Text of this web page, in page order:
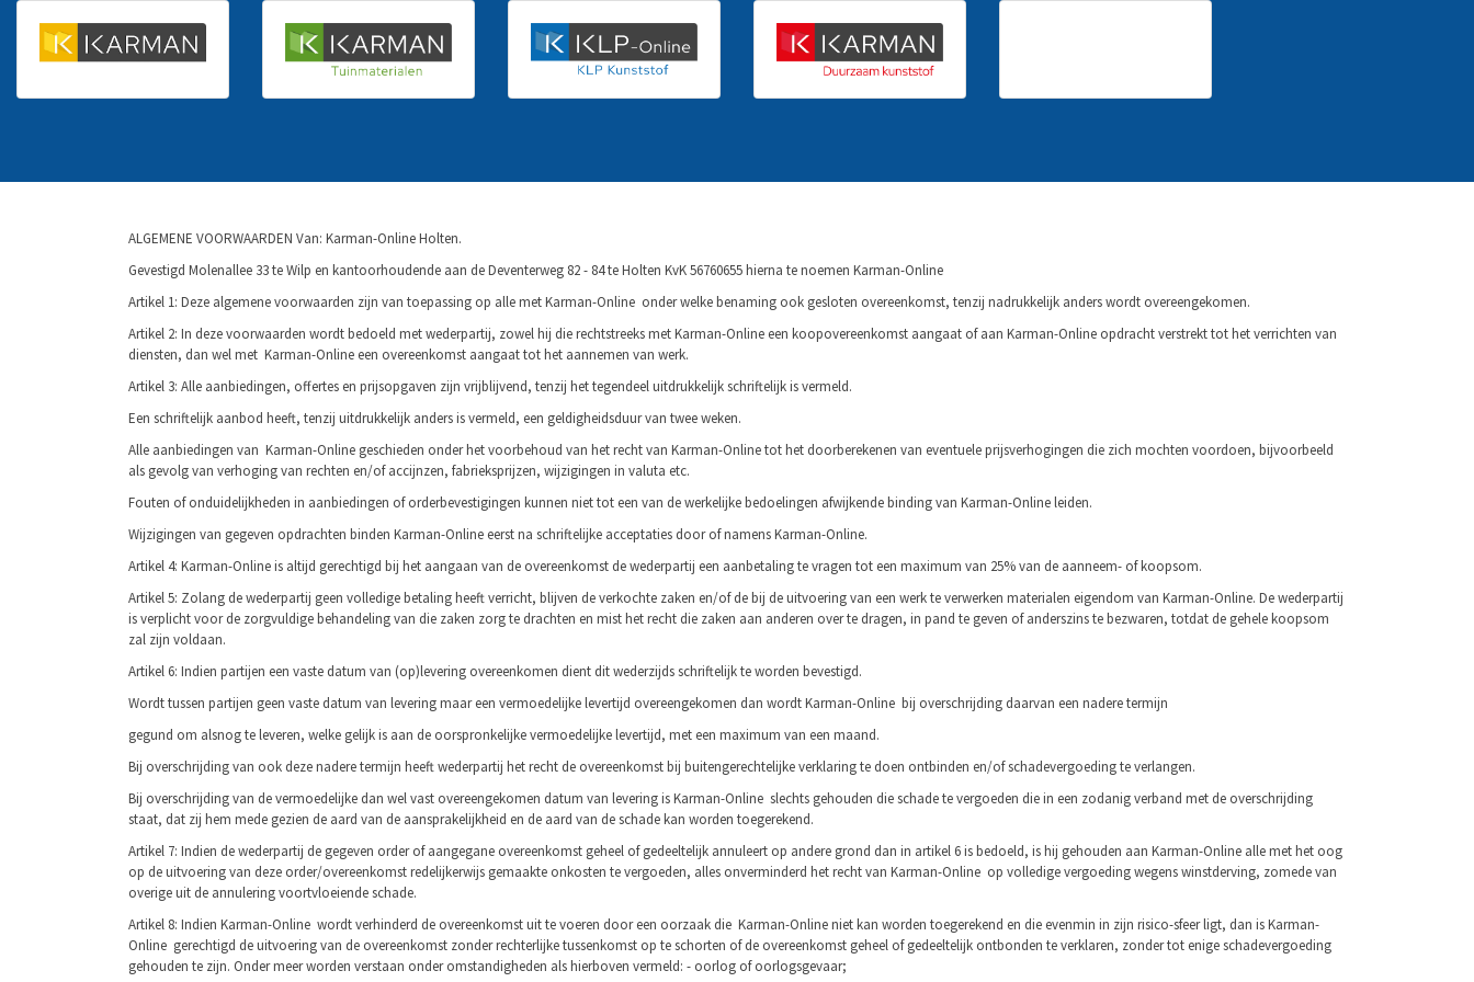
ALGEMENE VOORWAARDEN Van: Karman-Online Holten.
Gevestigd Molenallee 33 te Wilp en kantoorhoudende aan de Deventerweg 82 - 84 te Holten KvK 56760655 hierna te noemen Karman-Online
Artikel 1: Deze algemene voorwaarden zijn van toe­passing op alle met Karman-Online onder welke benaming ook gesloten overeenkomst, ten­zij nadrukkelijk anders wordt overeengeko­men.
Artikel 2: In deze voorwaarden wordt bedoeld met wederpartij, zowel hij die rechtstreeks met Karman-Online een koopovereenkomst aangaat of aan Karman-Online opdracht verstrekt tot het ver­richten van
diensten, dan wel met Karman-Online een overeenkomst aangaat tot het aanne­men van werk.
Artikel 3: Alle aanbiedingen, offertes en prijsopgaven zijn vrijblijvend, tenzij het tegendeel uitdruk­kelijk schriftelijk is vermeld.
Een schriftelijk aanbod heeft, tenzij uitdruk­kelijk anders is vermeld, een geldigheids­duur van twee weken.
Alle aanbiedingen van Karman-Online geschieden onder het voorbehoud van het recht van Karman-Online tot het doorberekenen van eventu­ele prijsverhogingen die zich mochten voor­doen, bijvoorbeeld
als gevolg van verhoging van rechten en/of accijnzen, fabrieksprijzen, wijzigingen in valuta etc.
Fouten of onduidelijkheden in aanbiedingen of orderbevestigingen kunnen niet tot een van de werkelijke bedoelingen afwijkende binding van Karman-Online leiden.
Wijzigingen van gegeven opdrachten binden Karman-Online eerst na schriftelijke acceptaties door of namens Karman-Online.
Artikel 4: Karman-Online is altijd gerechtigd bij het aangaan van de overeenkomst de wederpartij een aanbetaling te vragen tot een maximum van 25% van de aanneem- of koopsom.
Artikel 5: Zolang de wederpartij geen volledige bet­aling heeft verricht, blijven de verkochte zaken en/of de bij de uitvoering van een werk te verwerken materialen eigendom van Karman-Online. De wederpartij
is verplicht voor de zorgvuldige behandeling van die zaken zorg te drachten en mist het recht die zaken aan anderen over te dragen, in pand te geven of anderszins te bezwaren, totdat de gehele koopsom
zal zijn voldaan.
Artikel 6: Indien partijen een vaste datum van (op)levering overeenkomen dient dit weder­zijds schriftelijk te worden bevestigd.
Wordt tussen partijen geen vaste datum van levering maar een vermoedelijke levertijd overeengekomen dan wordt Karman-Online bij overschrijding daarvan een nadere termijn
gegund om alsnog te leveren, welke gelijk is aan de oorspronkelijke vermoedelijke lever­tijd, met een maximum van een maand.
Bij overschrijding van ook deze nadere ter­mijn heeft wederpartij het recht de overeen­komst bij buitengerechtelijke verklaring te doen ontbinden en/of schadevergoeding te verlangen.
Bij overschrijding van de vermoedelijke dan wel vast overeengekomen datum van leve­ring is Karman-Online slechts gehouden die schade te vergoeden die in een zodanig verband met de overschrijding
staat, dat zij hem mede gezien de aard van de aansprakelijk­heid en de aard van de schade kan worden toegerekend.
Artikel 7: Indien de wederpartij de gegeven order of aangegane overeenkomst geheel of gedeeltelijk annuleert op andere grond dan in artikel 6 is bedoeld, is hij gehouden aan Karman-Online alle met het oog
op de uitvoering van deze order/overeenkomst redelijkerwijs gemaakte onkosten te vergoeden, alles onverminderd het recht van Karman-Online op volledige vergoeding wegens winstderving, zomede van
overige uit de annulering voortvloeiende schade.
Artikel 8: Indien Karman-Online wordt verhinderd de overeen­komst uit te voeren door een oorzaak die Karman-Online niet kan worden toegerekend en die evenmin in zijn risico-sfeer ligt, dan is Karman-
Online gerechtigd de uitvoering van de overeenkomst zonder rechterlijke tussen­komst op te schorten of de overeenkomst geheel of gedeeltelijk ontbonden te verkla­ren, zonder tot enige schadevergoeding
gehouden te zijn. Onder meer worden ver­staan onder omstandigheden als hierboven vermeld: - oorlog of oorlogsgevaar;